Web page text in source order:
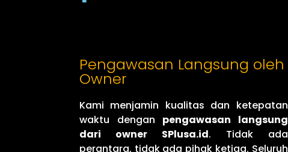
Pengawasan Langsung oleh
Owner
Kami menjamin kualitas dan ketepatan
waktu dengan pengawasan langsung
dari owner SPlusa.id. Tidak ada
perantara, tidak ada pihak ketiga. Seluruh